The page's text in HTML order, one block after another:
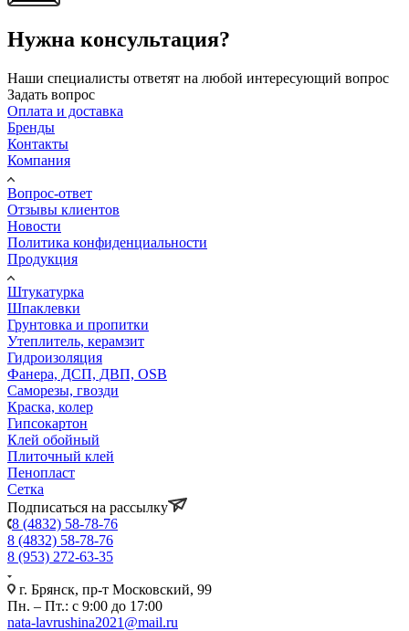
Нужна консультация?
Наши специалисты ответят на любой интересующий вопрос
Задать вопрос
Оплата и доставка
Бренды
Контакты
Компания
Вопрос-ответ
Отзывы клиентов
Новости
Политика конфиденциальности
Продукция
Штукатурка
Шпаклевки
Грунтовка и пропитки
Утеплитель, керамзит
Гидроизоляция
Фанера, ДСП, ДВП, OSB
Саморезы, гвозди
Краска, колер
Гипсокартон
Клей обойный
Плиточный клей
Пенопласт
Сетка
Подписаться на рассылку
8 (4832) 58-78-76
8 (4832) 58-78-76
8 (953) 272-63-35
г. Брянск, пр-т Московский, 99
Пн. – Пт.: с 9:00 до 17:00
nata-lavrushina2021@mail.ru